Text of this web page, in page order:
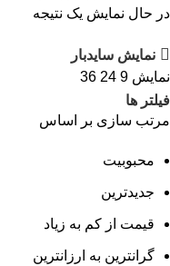
در حال نمایش یک نتیجه
نمایش سایدبار
نمایش 9
24
36
فیلتر ها
مرتب سازی بر اساس
محبوبیت
جدیدترین
قیمت از کم به زیاد
گرانترین به ارزانترین